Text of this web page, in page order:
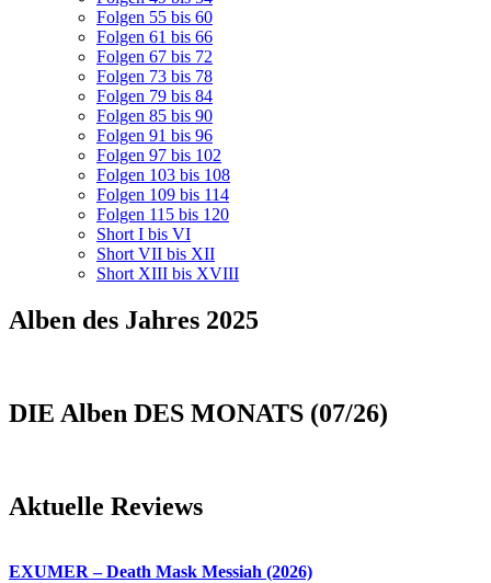
Folgen 55 bis 60
Folgen 61 bis 66
Folgen 67 bis 72
Folgen 73 bis 78
Folgen 79 bis 84
Folgen 85 bis 90
Folgen 91 bis 96
Folgen 97 bis 102
Folgen 103 bis 108
Folgen 109 bis 114
Folgen 115 bis 120
Short I bis VI
Short VII bis XII
Short XIII bis XVIII
Alben des Jahres 2025
DIE Alben DES MONATS (07/26)
Aktuelle Reviews
EXUMER – Death Mask Messiah (2026)